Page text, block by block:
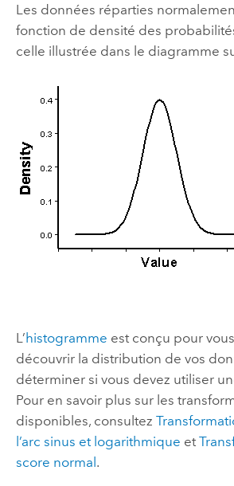
Les données réparties
fonction de densité des
celle illustrée dans le diagramme
L’histogramme est conçu pour
découvrir la distribution de vos
déterminer si vous devez utiliser
Pour en savoir plus sur les
disponibles, consultez
l’arc sinus et logarithmique et
score normal.